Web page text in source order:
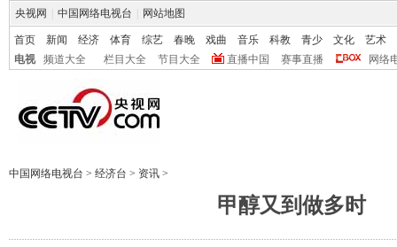
央视网 中国网络电视台 网站地图
首页 新闻 经济 体育 综艺 春晚 戏曲 音乐 科教 青少 文化
艺术
电视
频道大全 栏目大全 节目大全 直播中国 赛事直播 网络
中国网络电视台 > 经济台 > 资讯 >
甲醇又到做多时